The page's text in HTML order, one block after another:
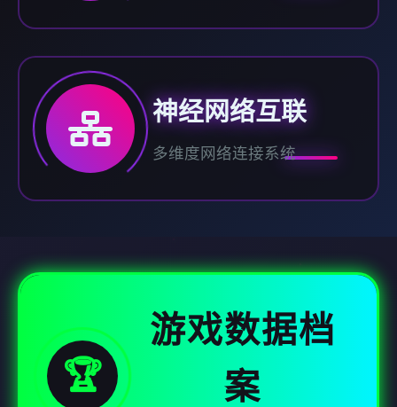
神经网络互联
多维度网络连接系统
🏆
游戏数据档
案